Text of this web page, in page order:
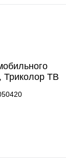
Триколор ТВ